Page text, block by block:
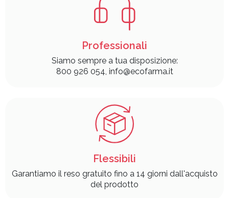
Professionali
Siamo sempre a tua disposizione:
800 926 054, info@ecofarma.it
Flessibili
Garantiamo il reso gratuito fino a 14 giorni dall'acquisto
del prodotto